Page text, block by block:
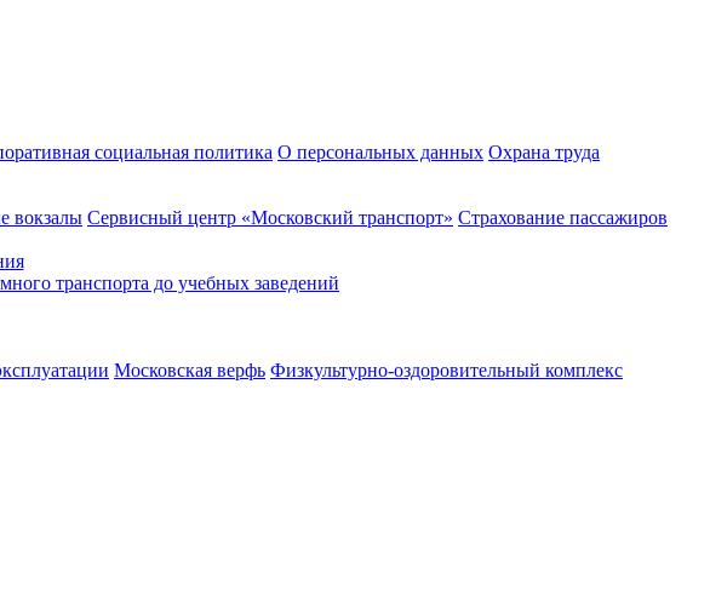
социальная политика О персональных данных Охрана труда
вокзалы Сервисный центр «Московский транспорт» Страхование пассажиров
транспорта до учебных заведений
Московская верфь Физкультурно-оздоровительный комплекс